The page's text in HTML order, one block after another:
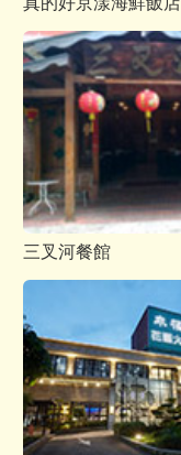
三叉河餐館